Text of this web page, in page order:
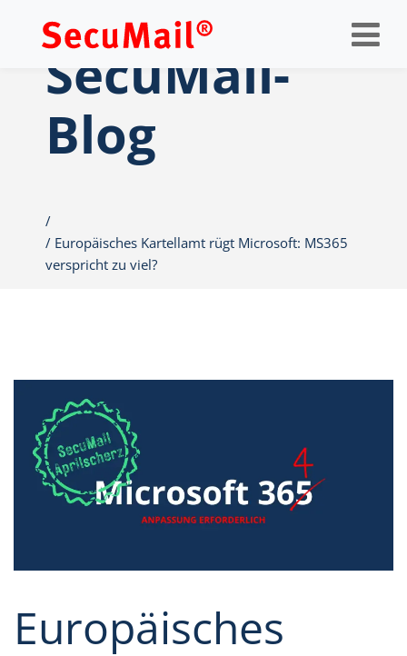
SecuMail-
Blog
Europäisches Kartellamt rügt Microsoft: MS365
verspricht zu viel?
Europäisches